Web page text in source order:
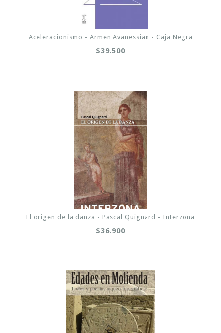
Aceleracionismo - Armen Avanessian - Caja Negra
$39.500
El origen de la danza - Pascal Quignard - Interzona
$36.900